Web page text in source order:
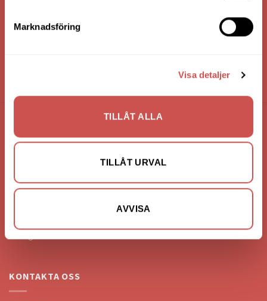
Marknadsföring
Visa detaljer
TILLÅT ALLA
TILLÅT URVAL
AVVISA
Nilssons Möbler i Lammhult
N. Fabriksgatan 2
363 44 Lammhult
KONTAKTA OSS